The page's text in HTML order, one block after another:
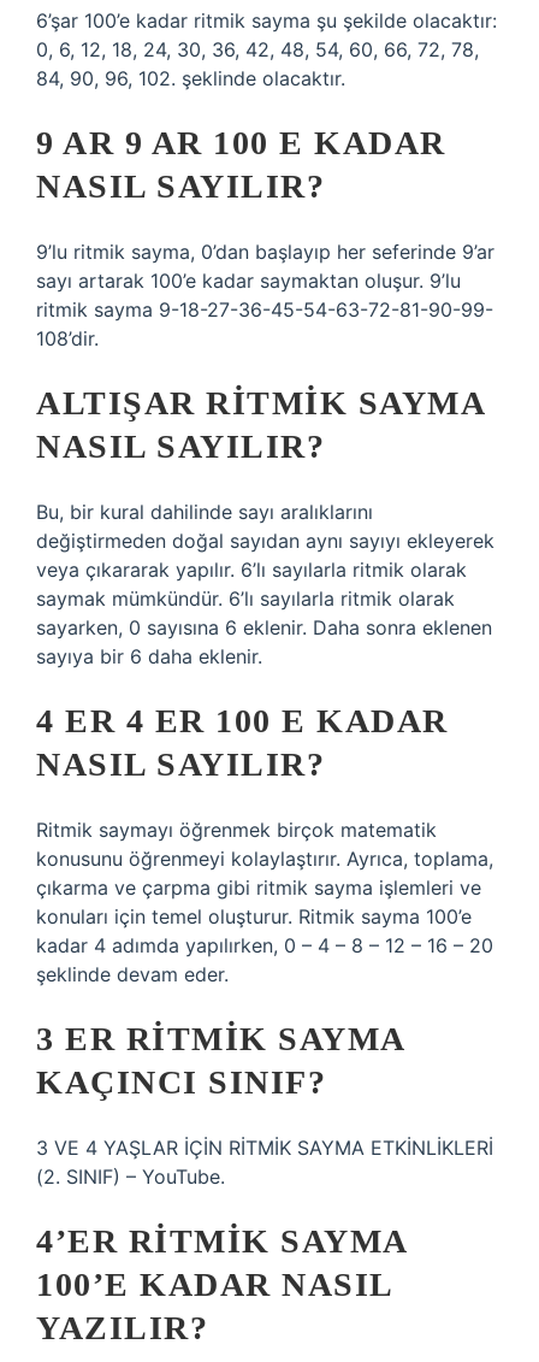
6’şar 100’e kadar ritmik sayma şu şekilde olacaktır:
0, 6, 12, 18, 24, 30, 36, 42, 48, 54, 60, 66, 72, 78,
84, 90, 96, 102. şeklinde olacaktır.
9 AR 9 AR 100 E KADAR
NASIL SAYILIR?
9’lu ritmik sayma, 0’dan başlayıp her seferinde 9’ar
sayı artarak 100’e kadar saymaktan oluşur. 9’lu
ritmik sayma 9-18-27-36-45-54-63-72-81-90-99-
108’dir.
ALTIŞAR RITMIK SAYMA
NASIL SAYILIR?
Bu, bir kural dahilinde sayı aralıklarını
değiştirmeden doğal sayıdan aynı sayıyı ekleyerek
veya çıkararak yapılır. 6’lı sayılarla ritmik olarak
saymak mümkündür. 6’lı sayılarla ritmik olarak
sayarken, 0 sayısına 6 eklenir. Daha sonra eklenen
sayıya bir 6 daha eklenir.
4 ER 4 ER 100 E KADAR
NASIL SAYILIR?
Ritmik saymayı öğrenmek birçok matematik
konusunu öğrenmeyi kolaylaştırır. Ayrıca, toplama,
çıkarma ve çarpma gibi ritmik sayma işlemleri ve
konuları için temel oluşturur. Ritmik sayma 100’e
kadar 4 adımda yapılırken, 0 – 4 – 8 – 12 – 16 – 20
şeklinde devam eder.
3 ER RITMIK SAYMA
KAÇINCI SINIF?
3 VE 4 YAŞLAR İÇİN RİTMİK SAYMA ETKİNLİKLERİ
(2. SINIF) – YouTube.
4’ER RITMIK SAYMA
100’E KADAR NASIL
YAZILIR?